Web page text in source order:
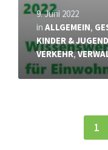
9. Juni 2022
in ALLGEMEIN,
KINDER & JUGEND
VERKEHR,
1